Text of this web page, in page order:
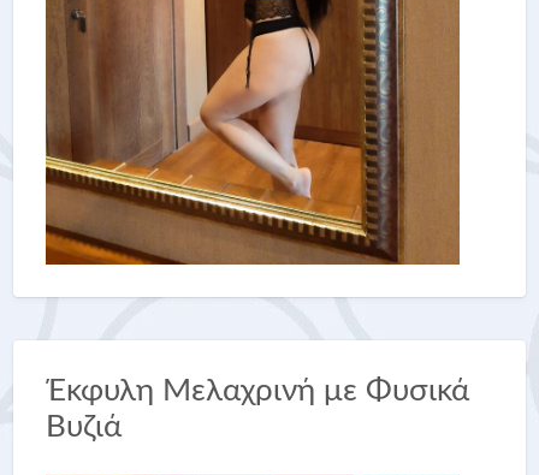
Έκφυλη Μελαχρινή με Φυσικά
Βυζιά